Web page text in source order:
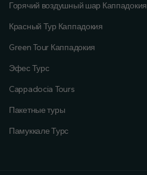
Горячий воздушный шар Каппадокия
Красный Тур Каппадокия
Green Tour Каппадокия
Эфес Турс
Cappadocia Tours
Пакетные туры
Памуккале Турс